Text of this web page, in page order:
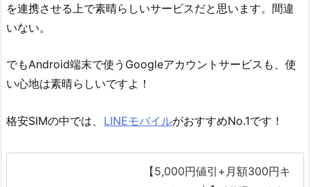
を連携させる上で素晴らしいサービスだと思います。間違
いない。
でもAndroid端末で使うGoogleアカウントサービスも、使
い心地は素晴らしいですよ！
格安SIMの中では、 LINEモバイルがおすすめNo.1です！
【5,000円値引+月額300円キ